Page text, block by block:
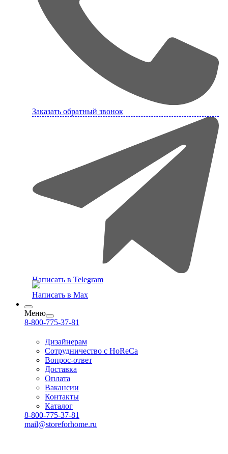
Заказать обратный звонок
Написать в Telegram
Написать в Max
Меню
8-800-775-37-81
Дизайнерам
Сотрудничество с HoReCa
Вопрос-ответ
Доставка
Оплата
Вакансии
Контакты
Каталог
8-800-775-37-81
mail@storeforhome.ru